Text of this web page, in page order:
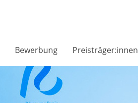
Bewerbung Preisträger:innen